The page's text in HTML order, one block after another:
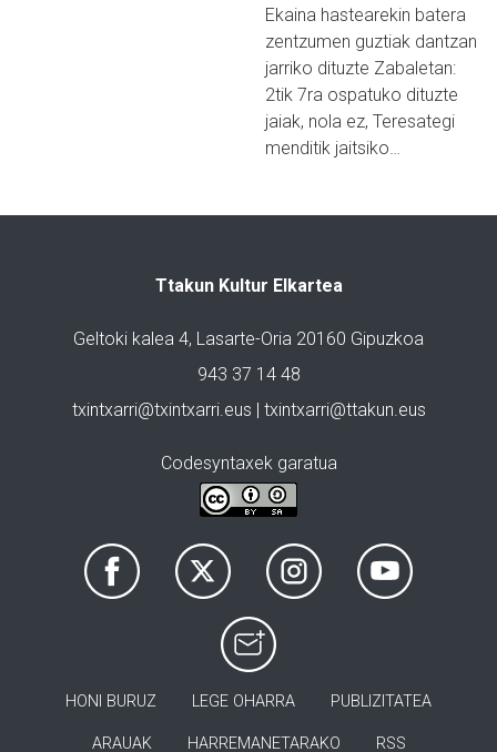
Ekaina hastearekin batera
zentzumen guztiak dantzan
jarriko dituzte Zabaletan:
2tik 7ra ospatuko dituzte
jaiak, nola ez, Teresategi
menditik jaitsiko…
Ttakun Kultur Elkartea
Geltoki kalea 4, Lasarte-Oria 20160 Gipuzkoa
943 37 14 48
txintxarri@txintxarri.eus | txintxarri@ttakun.eus
Codesyntaxek garatua
HONI BURUZ LEGE OHARRA PUBLIZITATEA
ARAUAK HARREMANETARAKO RSS